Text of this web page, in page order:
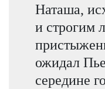
Наташа,
и строгим
ожидал
середине